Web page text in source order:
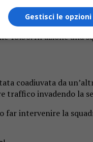
26 maggio, nel
schiantarsi sulla
13.30. In azione
coadiuvata da
traffico invadendo la
far intervenire la
Gestisci le opzioni